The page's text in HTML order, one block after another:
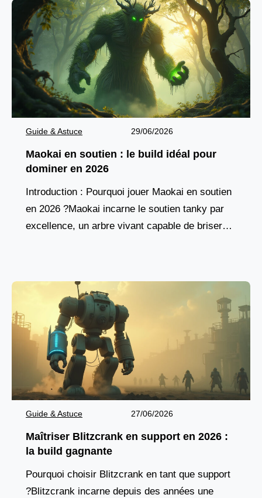
Guide & Astuce 29/06/2026
Maokai en soutien : le build idéal pour
dominer en 2026
Introduction : Pourquoi jouer Maokai en soutien
en 2026 ?Maokai incarne le soutien tanky par
excellence, un arbre vivant capable de briser
Guide & Astuce 27/06/2026
Maîtriser Blitzcrank en support en 2026 :
la build gagnante
Pourquoi choisir Blitzcrank en tant que support
?Blitzcrank incarne depuis des années une